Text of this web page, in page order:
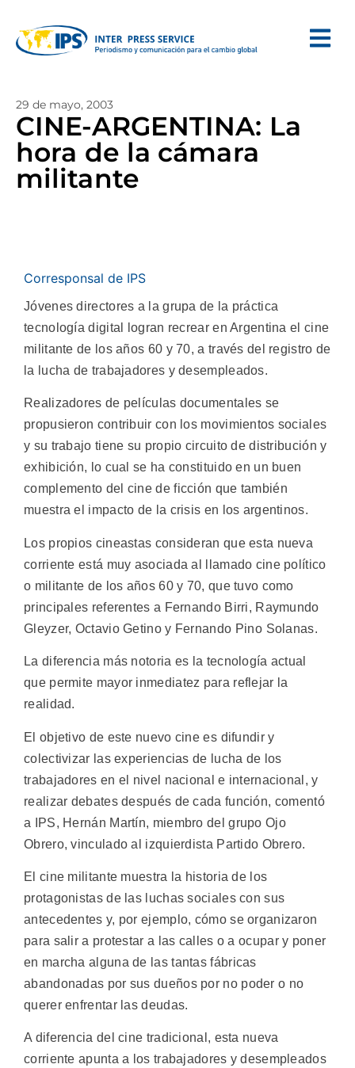
29 de mayo, 2003
CINE-ARGENTINA: La
hora de la cámara
militante
Corresponsal de IPS
Jóvenes directores a la grupa de la práctica
tecnología digital logran recrear en Argentina el cine
militante de los años 60 y 70, a través del registro de
la lucha de trabajadores y desempleados.
Realizadores de películas documentales se
propusieron contribuir con los movimientos sociales
y su trabajo tiene su propio circuito de distribución y
exhibición, lo cual se ha constituido en un buen
complemento del cine de ficción que también
muestra el impacto de la crisis en los argentinos.
Los propios cineastas consideran que esta nueva
corriente está muy asociada al llamado cine político
o militante de los años 60 y 70, que tuvo como
principales referentes a Fernando Birri, Raymundo
Gleyzer, Octavio Getino y Fernando Pino Solanas.
La diferencia más notoria es la tecnología actual
que permite mayor inmediatez para reflejar la
realidad.
El objetivo de este nuevo cine es difundir y
colectivizar las experiencias de lucha de los
trabajadores en el nivel nacional e internacional, y
realizar debates después de cada función, comentó
a IPS, Hernán Martín, miembro del grupo Ojo
Obrero, vinculado al izquierdista Partido Obrero.
El cine militante muestra la historia de los
protagonistas de las luchas sociales con sus
antecedentes y, por ejemplo, cómo se organizaron
para salir a protestar a las calles o a ocupar y poner
en marcha alguna de las tantas fábricas
abandonadas por sus dueños por no poder o no
querer enfrentar las deudas.
A diferencia del cine tradicional, esta nueva
corriente apunta a los trabajadores y desempleados